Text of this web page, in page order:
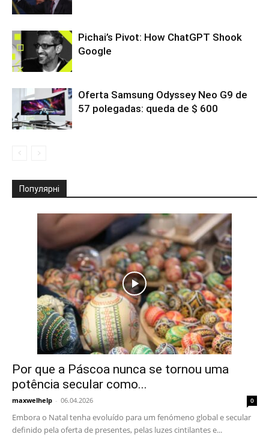
Pichai’s Pivot: How ChatGPT Shook
Google
Oferta Samsung Odyssey Neo G9 de
57 polegadas: queda de $ 600
Популярні
Por que a Páscoa nunca se tornou uma
potência secular como...
maxwelhelp - 06.04.2026 0
Embora o Natal tenha evoluído para um fenómeno global e secular
definido pela oferta de presentes, pelas luzes cintilantes e...